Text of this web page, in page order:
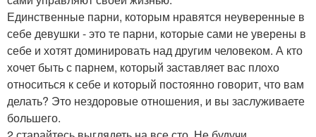
Единственные парни, которым нравятся неуверенные в
себе девушки - это те парни, которые сами не уверены в
себе и хотят доминировать над другим человеком. А кто
хочет быть с парнем, который заставляет вас плохо
относиться к себе и который постоянно говорит, что вам
делать? Это нездоровые отношения, и вы заслуживаете
большего.